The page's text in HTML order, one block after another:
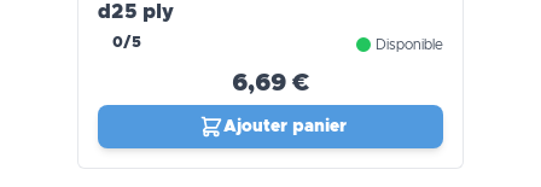
d25 ply
0/5 Disponible
6,69 €
Ajouter panier